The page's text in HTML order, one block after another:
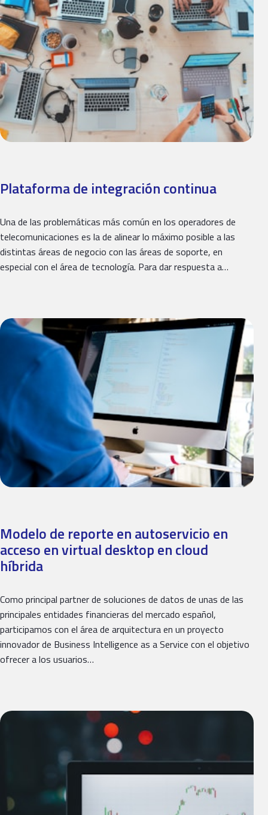
Plataforma de integración continua
Una de las problemáticas más común en los operadores de
telecomunicaciones es la de alinear lo máximo posible a las
distintas áreas de negocio con las áreas de soporte, en
especial con el área de tecnología. Para dar respuesta a…
Modelo de reporte en autoservicio en
acceso en virtual desktop en cloud
híbrida
Como principal partner de soluciones de datos de unas de las
principales entidades financieras del mercado español,
participamos con el área de arquitectura en un proyecto
innovador de Business Intelligence as a Service con el objetivo
ofrecer a los usuarios…